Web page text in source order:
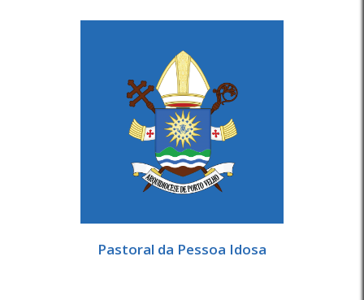
Pastoral da Pessoa Idosa